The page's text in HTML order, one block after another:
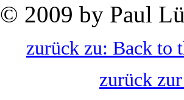
© 2009 by Paul
zurück zu: Back to
zurück